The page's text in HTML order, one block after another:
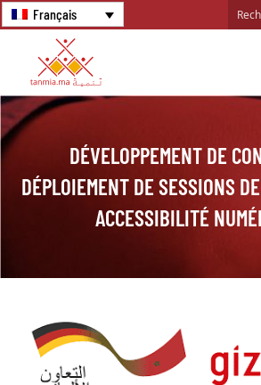
Français
DÉVELOPPEMENT DE
DÉPLOIEMENT DE SESSIONS
ACCESSIBILITÉ